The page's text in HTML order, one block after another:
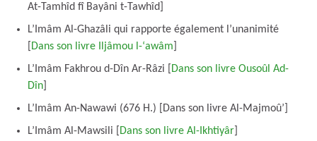
At-Tamhîd fî Bayâni t-Tawhîd]
L’Imâm Al-Ghazâli qui rapporte également l’unanimité
Dans son livre Iljâmou l-‘awâm
L’Imâm Fakhrou d-Dîn Ar-Râzi [
Dans son livre Ousoûl Ad-
Dîn
L’Imâm An-Nawawi (676 H.) [Dans son livre Al-Majmoû’]
L’Imâm Al-Mawsili [
Dans son livre Al-Ikhtiyâr